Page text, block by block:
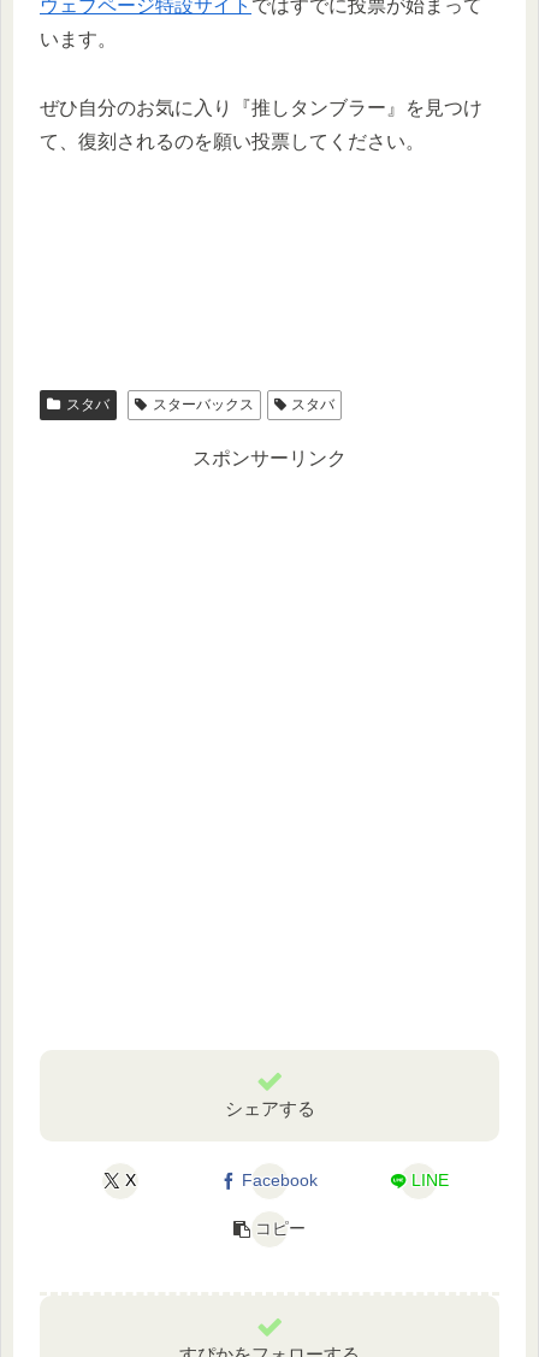
ウェブページ特設サイト ではすでに投票が始まって
います。
ぜひ自分のお気に入り『推しタンブラー』を見つけ
て、復刻されるのを願い投票してください。
スタバ スターバックス スタバ
スポンサーリンク
シェアする
X Facebook LINE
コピー